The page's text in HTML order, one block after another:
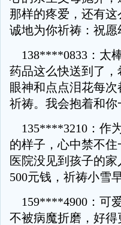
那样的疼爱，还有
诚地为你祈祷：祝
138****0833：太
药品这么快送到了
眼神和点点泪花每
祈祷。我会抱着和你
135****3210：作
的样子，心中禁不
医院没见到孩子的
500元钱，祈祷小雪
159****4900：可
不被病魔折磨，好